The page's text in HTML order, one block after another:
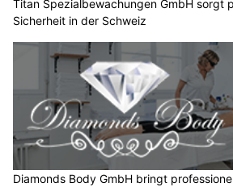
Titan Spezialbewachungen GmbH sorgt
Sicherheit in der Schweiz
Diamonds Body GmbH bringt